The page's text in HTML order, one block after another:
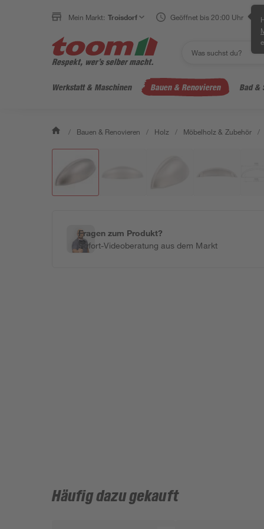
Mein Markt: Troisdorf Geöffnet bis 20:00 Uhr
Werkstatt & Maschinen Bauen & Renovieren Bad &
/ Bauen & Renovieren / Holz / Möbelholz & Zubehör /
Fragen zum Produkt?
Sofort-Videoberatung aus dem Markt
Häufig dazu gekauft